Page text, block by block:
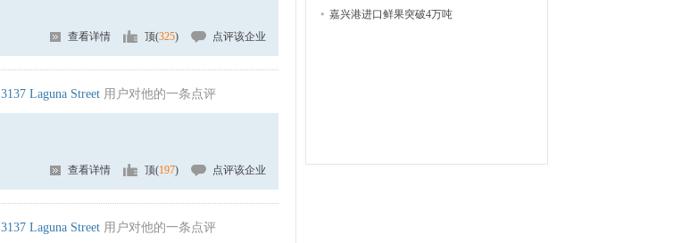
查看详情 顶(325) 点评该企业
3137 Laguna Street 用户对他的一条点评
查看详情 顶(197) 点评该企业
3137 Laguna Street 用户对他的一条点评
嘉兴港进口鲜果突破4万吨